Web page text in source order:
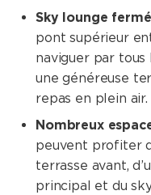
Sky lounge
pont supérieur
naviguer par
une généreuse
repas en plein air.
Nombreux
peuvent profiter
terrasse avant,
principal et du